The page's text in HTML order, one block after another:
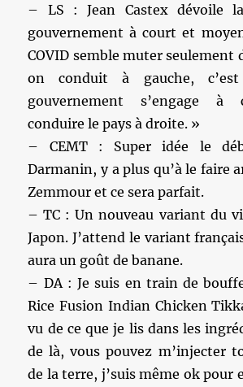
– LS : Jean Castex dévoile
gouvernement à court et
COVID semble muter seulement
on conduit à gauche,
gouvernement s’engage à
conduire le pays à droite. »
– CEMT : Super idée le
Darmanin, y a plus qu’à le faire
Zemmour et ce sera parfait.
– TC : Un nouveau variant du
Japon. J’attend le variant
aura un goût de banane.
– DA : Je suis en train de
Rice Fusion Indian Chicken
vu de ce que je lis dans les
de là, vous pouvez m’injecter
de la terre, j’suis même ok pour